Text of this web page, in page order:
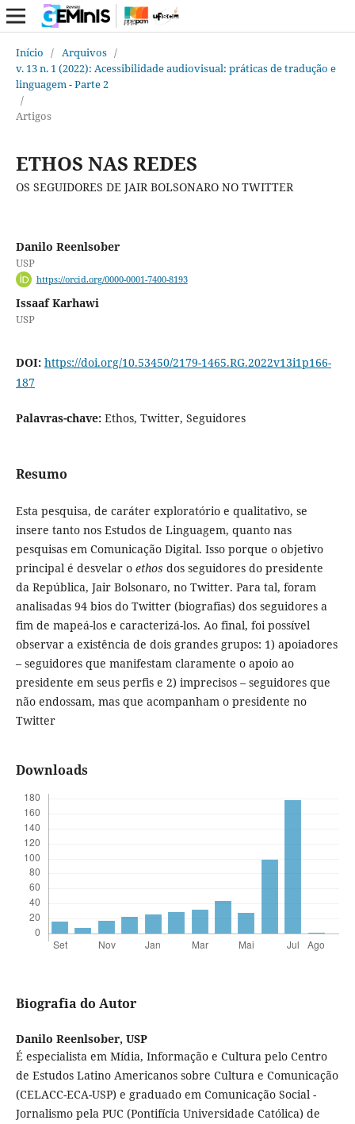
Início / Arquivos /
v. 13 n. 1 (2022): Acessibilidade audiovisual: práticas de tradução e
linguagem - Parte 2
/
Artigos
ETHOS NAS REDES
OS SEGUIDORES DE JAIR BOLSONARO NO TWITTER
Danilo Reenlsober
USP
https://orcid.org/0000-0001-7400-8193
Issaaf Karhawi
USP
DOI: https://doi.org/10.53450/2179-1465.RG.2022v13i1p166-
187
Palavras-chave: Ethos, Twitter, Seguidores
Resumo
Esta pesquisa, de caráter exploratório e qualitativo, se
insere tanto nos Estudos de Linguagem, quanto nas
pesquisas em Comunicação Digital. Isso porque o objetivo
principal é desvelar o ethos dos seguidores do presidente
da República, Jair Bolsonaro, no Twitter. Para tal, foram
analisadas 94 bios do Twitter (biografias) dos seguidores a
fim de mapeá-los e caracterizá-los. Ao final, foi possível
observar a existência de dois grandes grupos: 1) apoiadores
– seguidores que manifestam claramente o apoio ao
presidente em seus perfis e 2) imprecisos – seguidores que
não endossam, mas que acompanham o presidente no
Twitter
Downloads
Biografia do Autor
Danilo Reenlsober, USP
É especialista em Mídia, Informação e Cultura pelo Centro
de Estudos Latino Americanos sobre Cultura e Comunicação
(CELACC-ECA-USP) e graduado em Comunicação Social -
Jornalismo pela PUC (Pontifícia Universidade Católica) de